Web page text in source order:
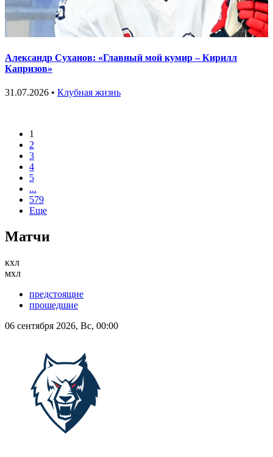
Александр Суханов: «Главный мой кумир – Кирилл
Капризов»
31.07.2026 • Клубная жизнь
1
2
3
4
5
...
579
Еще
Матчи
кхл
мхл
предстоящие
прошедшие
06 сентября 2026, Вс, 00:00